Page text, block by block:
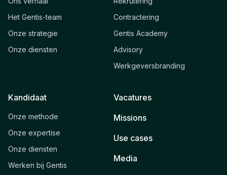
Het Gentis-team
Onze strategie
Onze diensten
Contractering
Gentis Academy
Advisory
Werkgeversbranding
Kandidaat
Onze methode
Onze expertise
Onze diensten
Werken bij Gentis
Vacatures
Missions
Use cases
Media